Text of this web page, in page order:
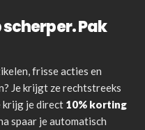
Pak
frisse acties en
Je krijgt ze rechtstreeks
krijg je direct 10% korting
spaar je automatisch